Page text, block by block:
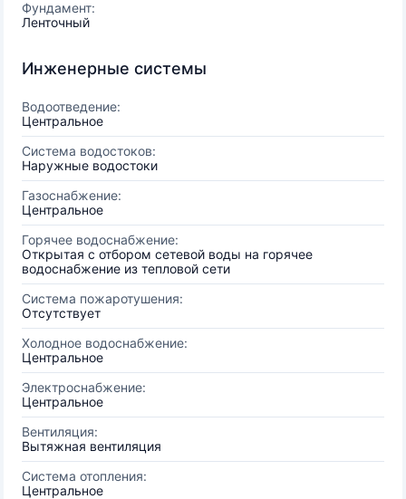
Фундамент:
Ленточный
Инженерные системы
Водоотведение:
Центральное
Система водостоков:
Наружные водостоки
Газоснабжение:
Центральное
Горячее водоснабжение:
Открытая с отбором сетевой воды на горячее
водоснабжение из тепловой сети
Система пожаротушения:
Отсутствует
Холодное водоснабжение:
Центральное
Электроснабжение:
Центральное
Вентиляция:
Вытяжная вентиляция
Система отопления:
Центральное